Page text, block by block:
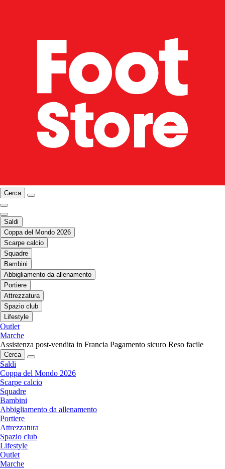
Cerca
Saldi
Coppa del Mondo 2026
Scarpe calcio
Squadre
Bambini
Abbigliamento da allenamento
Portiere
Attrezzatura
Spazio club
Lifestyle
Outlet
Marche
Assistenza post-vendita in Francia Pagamento sicuro Reso facile
Cerca
Saldi
Coppa del Mondo 2026
Scarpe calcio
Squadre
Bambini
Abbigliamento da allenamento
Portiere
Attrezzatura
Spazio club
Lifestyle
Outlet
Marche